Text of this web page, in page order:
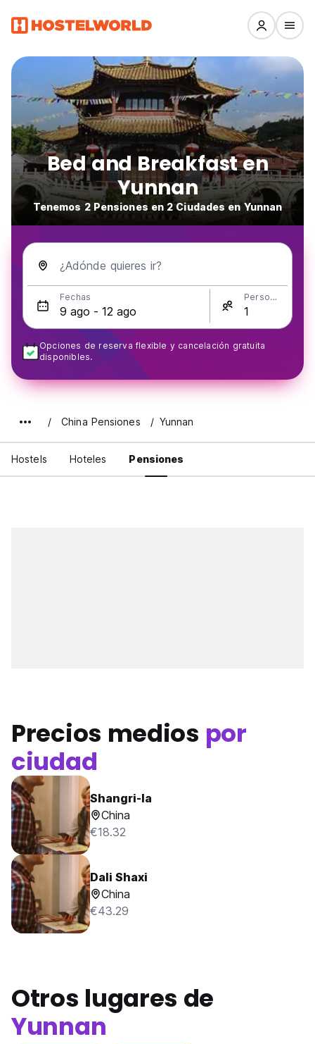
Bed and Breakfast en
Yunnan
Tenemos 2 Pensiones en 2 Ciudades en Yunnan
¿Adónde quieres ir?
Fechas Personas
Opciones de reserva flexible y cancelación gratuita
disponibles.
China Pensiones Yunnan
Hostels Hoteles Pensiones
Precios medios por
ciudad
Shangri-la
China
€18.32
Dali Shaxi
China
€43.29
Otros lugares de
Yunnan